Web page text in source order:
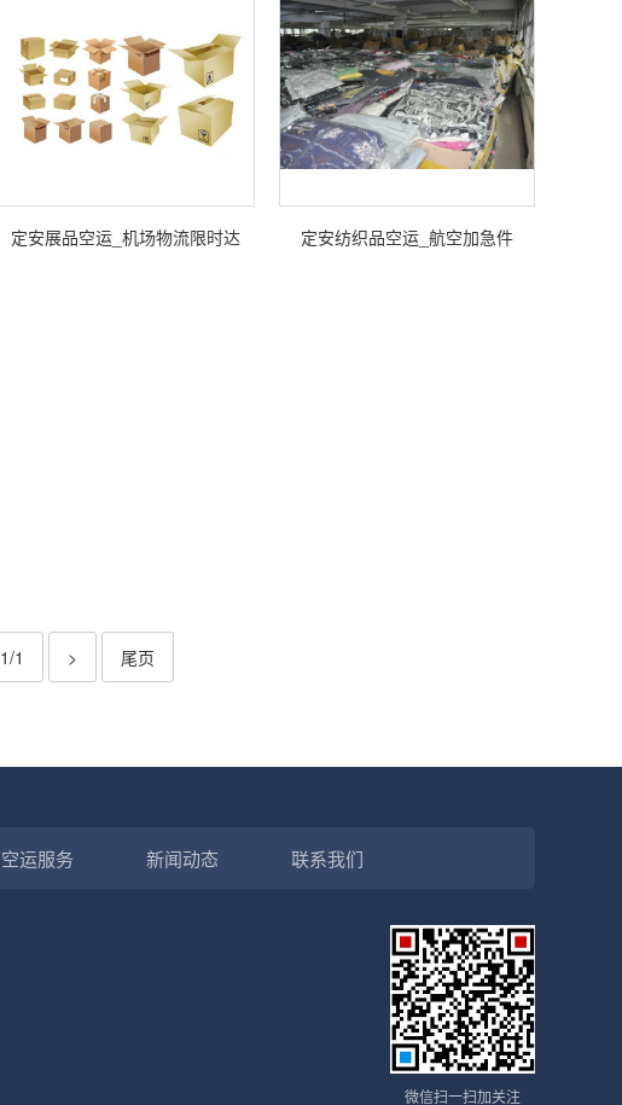
定安展品空运_机场物流限时达 定安纺织品空运_航空加急件
1/1 > 尾页
空运服务 新闻动态 联系我们
微信扫一扫加关注